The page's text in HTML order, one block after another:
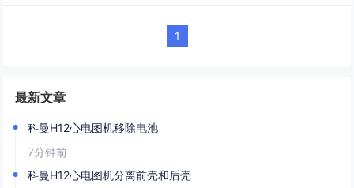
1
最新文章
科曼H12心电图机移除电池
7分钟前
科曼H12心电图机分离前壳和后壳